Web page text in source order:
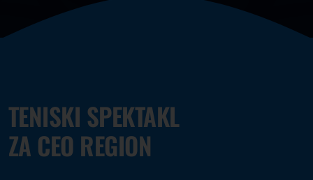
TENISKI SPEKTAKL
ZA CEO REGION